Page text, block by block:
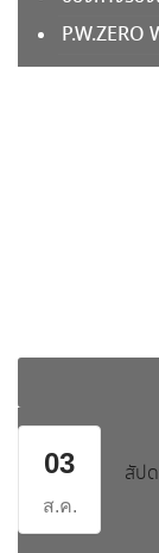
การประเมินค
มาตรการส่
ข้อมูลบุคลากร
กลุ่มสา
กลุ่มสาร
P.W.ZERO
03
ส.ค.
สัป